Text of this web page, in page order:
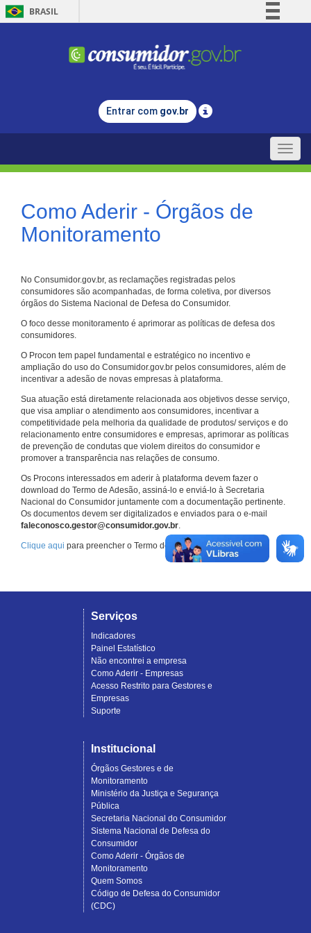
BRASIL
Comunica BR
Legislação
Entrar com gov.br
Toggle
Como Aderir - Órgãos de
Monitoramento
No Consumidor.gov.br, as reclamações registradas pelos
consumidores são acompanhadas, de forma coletiva, por diversos
órgãos do Sistema Nacional de Defesa do Consumidor.
O foco desse monitoramento é aprimorar as políticas de defesa dos
consumidores.
O Procon tem papel fundamental e estratégico no incentivo e
ampliação do uso do Consumidor.gov.br pelos consumidores, além de
incentivar a adesão de novas empresas à plataforma.
Sua atuação está diretamente relacionada aos objetivos desse serviço,
que visa ampliar o atendimento aos consumidores, incentivar a
competitividade pela melhoria da qualidade de produtos/ serviços e do
relacionamento entre consumidores e empresas, aprimorar as políticas
de prevenção de condutas que violem direitos do consumidor e
promover a transparência nas relações de consumo.
Os Procons interessados em aderir à plataforma devem fazer o
download do Termo de Adesão, assiná-lo e enviá-lo à Secretaria
Nacional do Consumidor juntamente com a documentação pertinente.
Os documentos devem ser digitalizados e enviados para o e-mail
faleconosco.gestor@consumidor.gov.br.
Clique aqui para preencher o Termo de Adesão.
Serviços
Indicadores
Painel Estatístico
Não encontrei a empresa
Como Aderir - Empresas
Acesso Restrito para Gestores e
Empresas
Suporte
Institucional
Órgãos Gestores e de
Monitoramento
Ministério da Justiça e Segurança
Pública
Secretaria Nacional do Consumidor
Sistema Nacional de Defesa do
Consumidor
Como Aderir - Órgãos de
Monitoramento
Quem Somos
Código de Defesa do Consumidor
(CDC)